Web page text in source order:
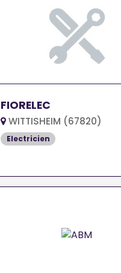
FIORELEC
WITTISHEIM (67820)
Electricien